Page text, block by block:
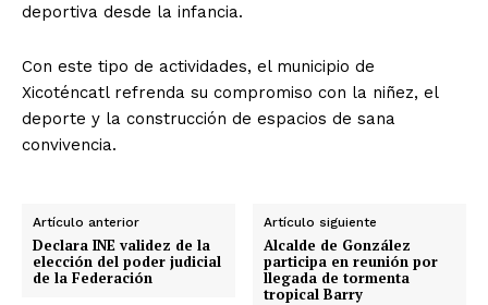
deportiva desde la infancia.
Con este tipo de actividades, el municipio de
Xicoténcatl refrenda su compromiso con la niñez, el
deporte y la construcción de espacios de sana
convivencia.
Artículo anterior
Declara INE validez de la
elección del poder judicial
de la Federación
Artículo siguiente
Alcalde de González
participa en reunión por
llegada de tormenta
tropical Barry